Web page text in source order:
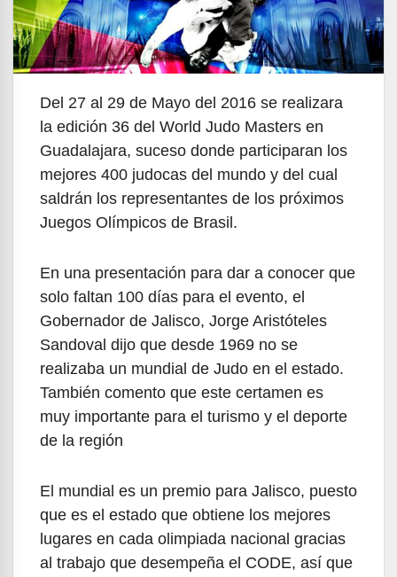
Del 27 al 29 de Mayo del 2016 se realizara
la edición 36 del World Judo Masters en
Guadalajara, suceso donde participaran los
mejores 400 judocas del mundo y del cual
saldrán los representantes de los próximos
Juegos Olímpicos de Brasil.
En una presentación para dar a conocer que
solo faltan 100 días para el evento, el
Gobernador de Jalisco, Jorge Aristóteles
Sandoval dijo que desde 1969 no se
realizaba un mundial de Judo en el estado.
También comento que este certamen es
muy importante para el turismo y el deporte
de la región
El mundial es un premio para Jalisco, puesto
que es el estado que obtiene los mejores
lugares en cada olimpiada nacional gracias
al trabajo que desempeña el CODE, así que